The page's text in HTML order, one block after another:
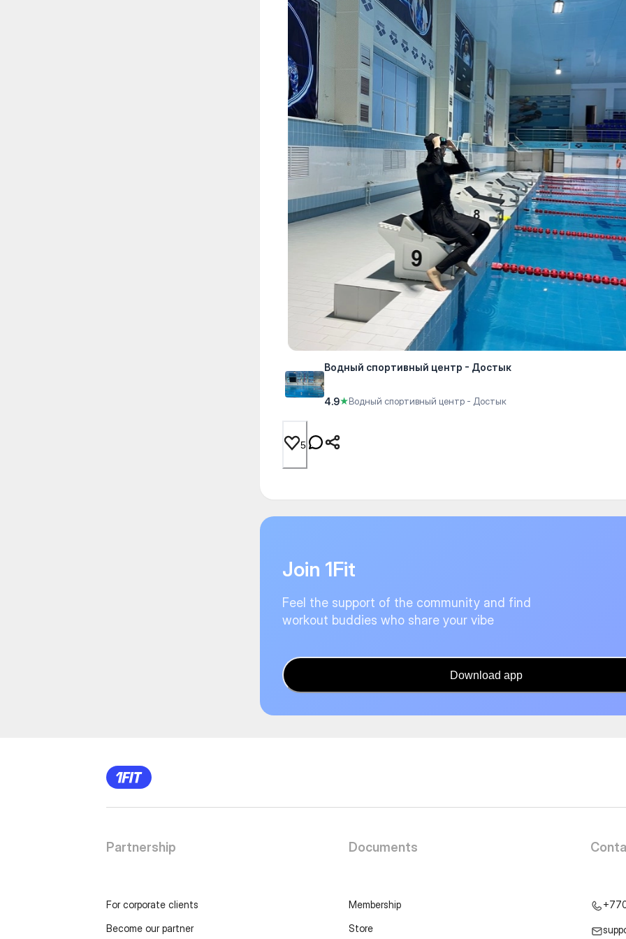
Водный спортивный центр - Достык
4.9★Водный спортивный центр - Достык
5
Join 1Fit
Feel the support of the community and find
workout buddies who share your vibe
Download app
Partnership
For corporate clients
Become our partner
Documents
Membership
Store